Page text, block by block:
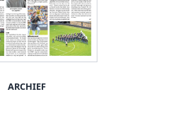
ARCHIEF